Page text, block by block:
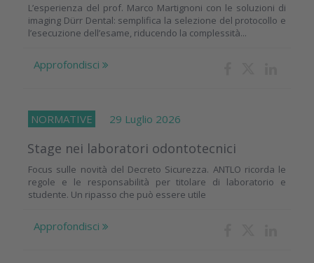
L’esperienza del prof. Marco Martignoni con le soluzioni di
imaging Dürr Dental: semplifica la selezione del protocollo e
l’esecuzione dell’esame, riducendo la complessità...
Approfondisci
NORMATIVE 29 Luglio 2026
Stage nei laboratori odontotecnici
Focus sulle novità del Decreto Sicurezza. ANTLO ricorda le
regole e le responsabilità per titolare di laboratorio e
studente. Un ripasso che può essere utile
Approfondisci